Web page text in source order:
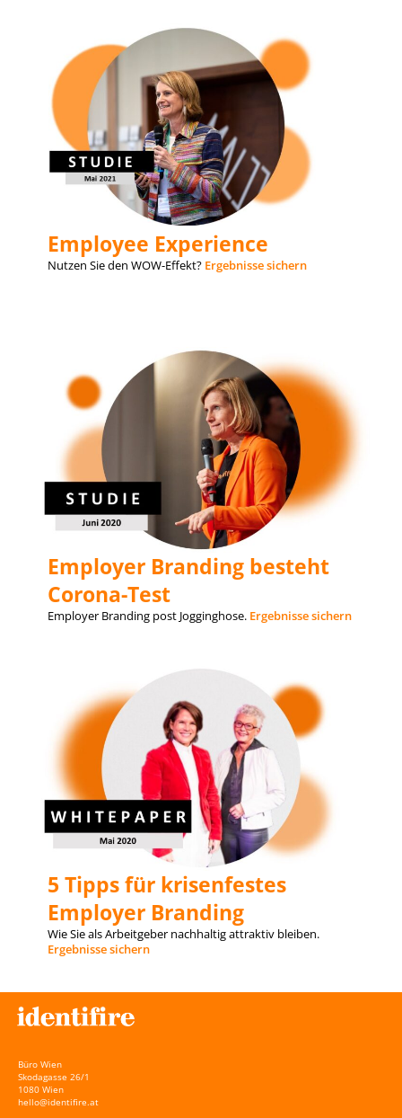
Employee Experience
Nutzen Sie den WOW-Effekt? Ergebnissesichern
Employer Branding besteht
Corona-Test
Employer Branding post Jogginghose. Ergebnisse sichern
5 Tipps für krisenfestes
Employer Branding
Wie Sie als Arbeitgeber nachhaltig attraktiv bleiben.
Ergebnissesichern
Büro Wien
Skodagasse 26/1
1080 Wien
hello@identifire.at